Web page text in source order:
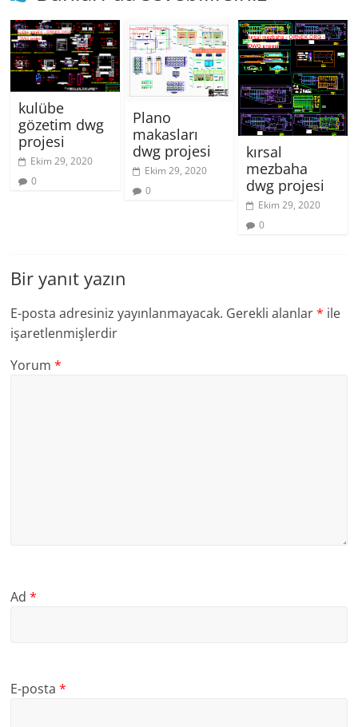
kulübe
gözetim dwg
projesi
Ekim 29, 2020
0
Plano
makasları
dwg projesi
Ekim 29, 2020
0
kırsal
mezbaha
dwg projesi
Ekim 29, 2020
0
Bir yanıt yazın
E-posta adresiniz yayınlanmayacak. Gerekli alanlar* ile
işaretlenmişlerdir
Yorum*
Ad*
E-posta*